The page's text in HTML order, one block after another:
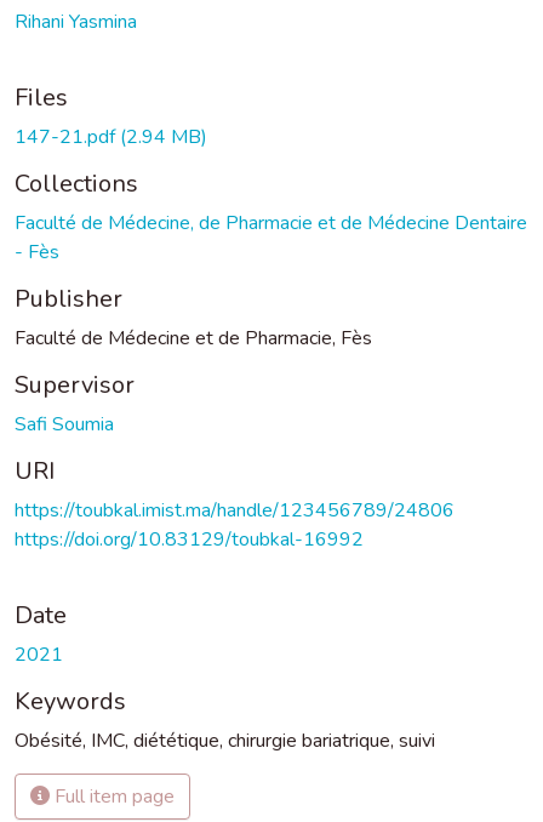
Rihani Yasmina
Files
147-21.pdf(2.94 MB)
Collections
Faculté de Médecine, de Pharmacie et de Médecine Dentaire
- Fès
Publisher
Faculté de Médecine et de Pharmacie, Fès
Supervisor
Safi Soumia
URI
https://toubkal.imist.ma/handle/123456789/24806
https://doi.org/10.83129/toubkal-16992
Date
2021
Keywords
Obésité, IMC, diététique, chirurgie bariatrique, suivi
Full item page